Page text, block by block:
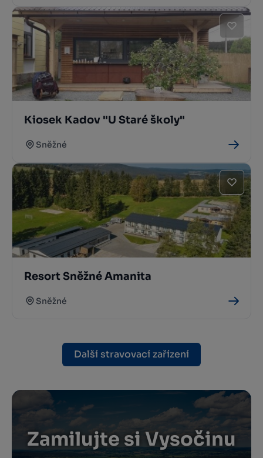
Kiosek Kadov "U Staré školy"
Sněžné
Resort Sněžné Amanita
Sněžné
Další stravovací zařízení
Zamilujte si Vysočinu